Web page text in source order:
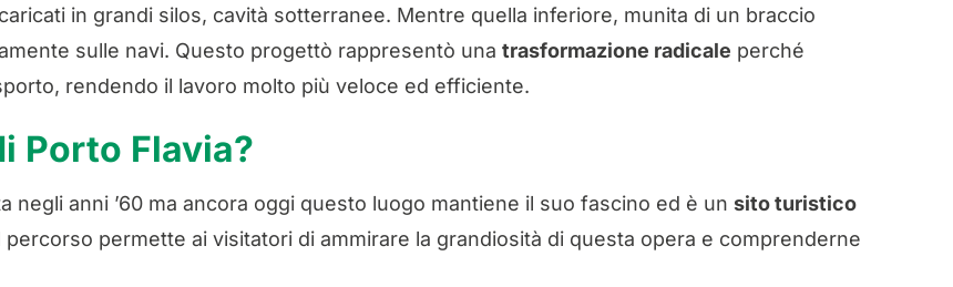
in grandi silos, cavità sotterranee. Mentre quella inferiore, munita di un braccio
sulle navi. Questo progettò rappresentò una trasformazione radicale perché
rendendo il lavoro molto più veloce ed efficiente.
Porto Flavia?
negli anni ’60 ma ancora oggi questo luogo mantiene il suo fascino ed è un sito turistico
permette ai visitatori di ammirare la grandiosità di questa opera e comprenderne